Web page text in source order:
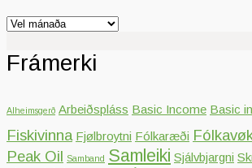
Arkiv
Frámerki
Alheimsgerð Arbeiðspláss Basic Income Basic
Fiskivinna Fjølbroytni Fólkaræði
Peak Oil Samband Samleiki Sjálvbjargni